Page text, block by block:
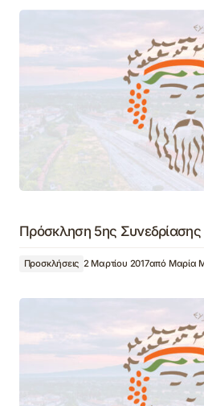
Πρόσκληση 5ης
Προσκλήσεις 2 Μαρτίου 2017από Μαρία